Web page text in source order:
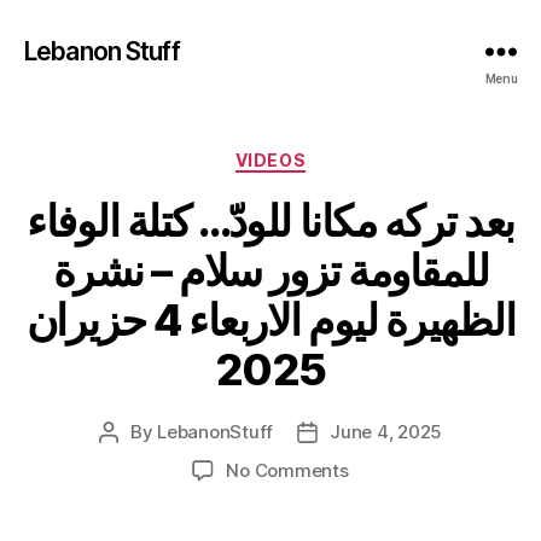
Lebanon Stuff
Menu
Categories
VIDEOS
بعد تركه مكانا للودّ… كتلة الوفاء
للمقاومة تزور سلام – نشرة
الظهيرة ليوم الاربعاء 4 حزيران
2025
Post
By LebanonStuff
PostJune 4, 2025
No Commentson